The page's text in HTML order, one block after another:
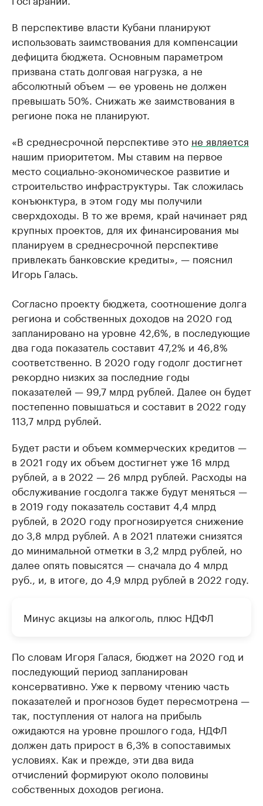
В перспективе власти Кубани планируют
использовать заимствования для компенсации
дефицита бюджета. Основным параметром
призвана стать долговая нагрузка, а не
абсолютный объем — ее уровень не должен
превышать 50%. Снижать же заимствования в
регионе пока не планируют.
«В среднесрочной перспективе это не является
нашим приоритетом. Мы ставим на первое
место социально-экономическое развитие и
строительство инфраструктуры. Так сложилась
конъюнктура, в этом году мы получили
сверхдоходы. В то же время, край начинает ряд
крупных проектов, для их финансирования мы
планируем в среднесрочной перспективе
привлекать банковские кредиты», — пояснил
Игорь Галась.
Согласно проекту бюджета, соотношение долга
региона и собственных доходов на 2020 год
запланировано на уровне 42,6%, в последующие
два года показатель составит 47,2% и 46,8%
соответственно. В 2020 году годолг достигнет
рекордно низких за последние годы
показателей — 99,7 млрд рублей. Далее он будет
постепенно повышаться и составит в 2022 году
113,7 млрд рублей.
Будет расти и объем коммерческих кредитов —
в 2021 году их объем достигнет уже 16 млрд
рублей, а в 2022 — 26 млрд рублей. Расходы на
обслуживание госдолга также будут меняться —
в 2019 году показатель составит 4,4 млрд
рублей, в 2020 году прогнозируется снижение
до 3,8 млрд рублей. А в 2021 платежи снизятся
до минимальной отметки в 3,2 млрд рублей, но
далее опять повысятся — сначала до 4 млрд
руб., и, в итоге, до 4,9 млрд рублей в 2022 году.
Минус акцизы на алкоголь, плюс НДФЛ
По словам Игоря Галася, бюджет на 2020 год и
последующий период запланирован
консервативно. Уже к первому чтению часть
показателей и прогнозов будет пересмотрена —
так, поступления от налога на прибыль
ожидаются на уровне прошлого года, НДФЛ
должен дать прирост в 6,3% в сопоставимых
условиях. Как и прежде, эти два вида
отчислений формируют около половины
собственных доходов региона.